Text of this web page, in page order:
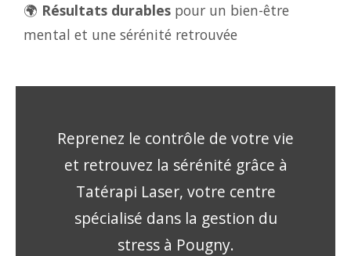
🌍 Résultats durables pour un bien-être
mental et une sérénité retrouvée
Reprenez le contrôle de votre vie
et retrouvez la sérénité grâce à
Tatérapi Laser, votre centre
spécialisé dans la gestion du
stress à Pougny.